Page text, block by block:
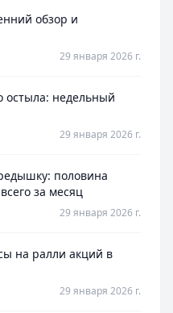
обзор и
29 января 2026 г.
остыла: недельный
29 января 2026 г.
половина
за месяц
29 января 2026 г.
на ралли акций в
29 января 2026 г.